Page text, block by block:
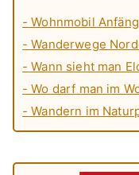
- Wohnmobil
- Wanderwege
- Wann sieht man
- Wo darf man im
- Wandern im